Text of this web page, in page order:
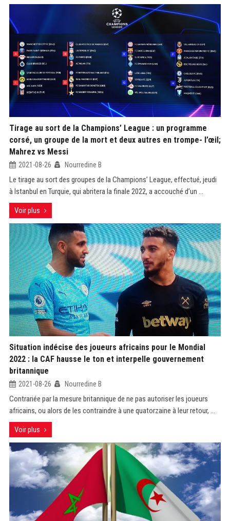
Tirage au sort de la Champions’ League : un programme
corsé, un groupe de la mort et deux autres en trompe- l’œil;
Mahrez vs Messi
2021-08-26 Nourredine B
Le tirage au sort des groupes de la Champions’ League, effectué, jeudi
à Istanbul en Turquie, qui abritera la finale 2022, a accouché d’un ...
Voir plus
Situation indécise des joueurs africains pour le Mondial
2022 : la CAF hausse le ton et interpelle gouvernement
britannique
2021-08-26 Nourredine B
Contrariée par la mesure britannique de ne pas autoriser les joueurs
africains, ou alors de les contraindre à une quatorzaine à leur retour, ...
Voir plus